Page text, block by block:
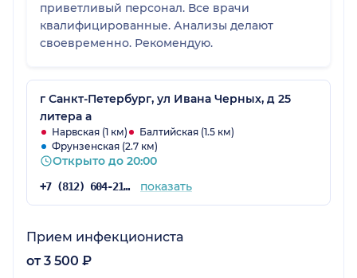
приветливый персонал. Все врачи
квалифицированные. Анализы делают
своевременно. Рекомендую.
г Санкт-Петербург, ул Ивана Черных, д 25
литера а
Нарвская (1 км)
Балтийская (1.5 км)
Фрунзенская (2.7 км)
Открыто до 20:00
+7 (812) 604-21-03 показать
Прием инфекциониста
от 3 500 ₽